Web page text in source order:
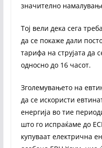
значително
Тој вели дека сега
да се покаже дали
тарифа на струјата да
односно до 16 часот.
Зголемувањето на
да се искористи
енергија во тие
што го испраќаме до
купуваат електрична